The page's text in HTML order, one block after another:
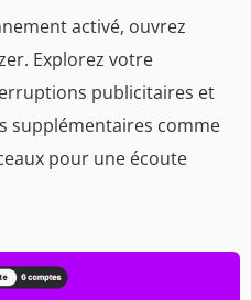
activé, ouvrez
Explorez votre
publicitaires et
supplémentaires comme
pour une écoute